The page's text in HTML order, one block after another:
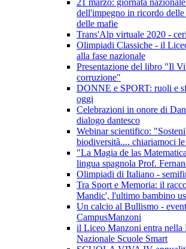
21 marzo: giornata
dell'impegno in ricordo
delle mafie
Trans'Alp virtuale 2020 -
Olimpiadi Classiche - il
alla fase nazionale
Presentazione del libro "Il
corruzione"
DONNE e SPORT: ruoli e
oggi
Celebrazioni in onore di
dialogo dantesco
Webinar scientifico:
biodiversità.... chiariamoci
"La Magia de las
lingua spagnola Prof.
Olimpiadi di Italiano -
Tra Sport e Memoria: il
Mandic', l'ultimo bambino
Un calcio al Bullismo -
CampusManzoni
il Liceo Manzoni entra nella
Nazionale Scuole Smart